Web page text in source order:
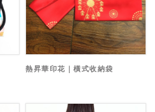
熱昇華印花｜橫式收納袋